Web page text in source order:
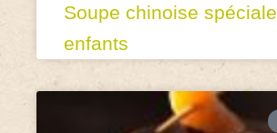
Soupe chinoise spéciale
enfants